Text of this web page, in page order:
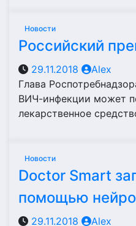
Новости
Российский
29.11.2018
Alex
Глава
ВИЧ-инфекции может
лекарственное
Новости
Doctor Smart
помощью
29.11.2018
Alex